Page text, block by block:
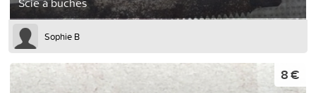
Sophie B
8 €